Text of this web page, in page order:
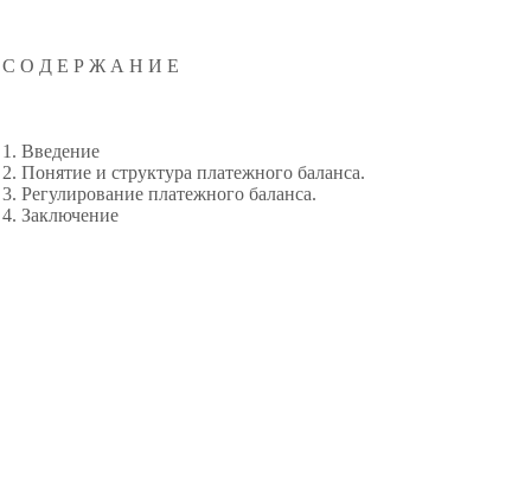
С О Д Е Р Ж А Н И Е
1. Введение
2. Понятие и структура платежного баланса.
3. Регулирование платежного баланса.
4. Заключение